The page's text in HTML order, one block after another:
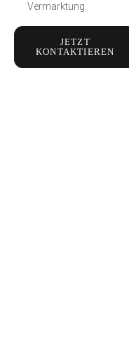
Vermarktung.
JETZT
KONTAKTIEREN